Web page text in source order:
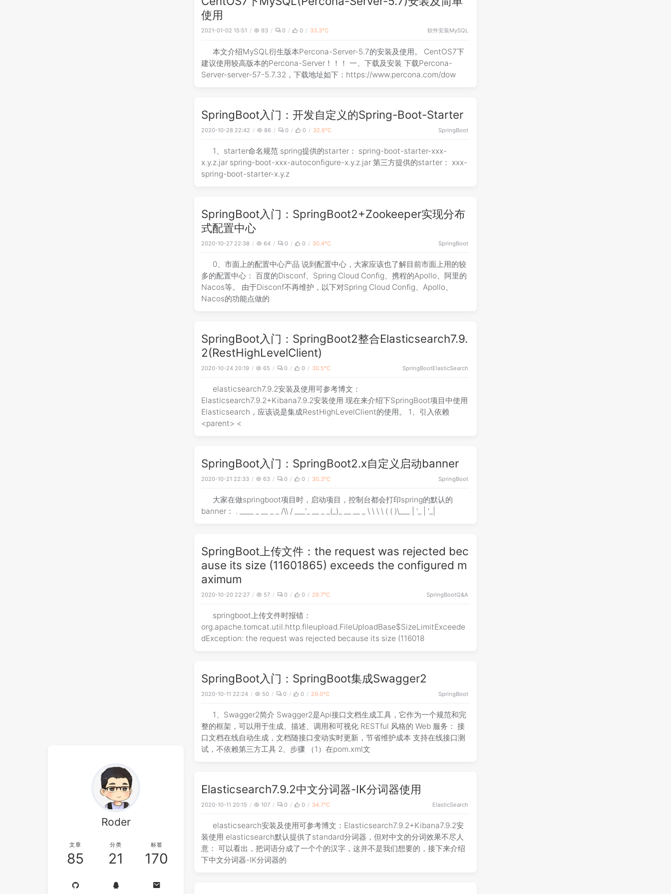
使用
2021-01-02 15:51 93 0 0 33.3℃ 软件安装MySQL
本文介绍MySQL衍生版本Percona-Server-5.7的安装及使用。 CentOS7下
建议使用较高版本的Percona-Server！！！ 一、下载及安装 下载Percona-
Server-server-57-5.7.32，下载地址如下：https://www.percona.com/dow
SpringBoot入门：开发自定义的Spring-Boot-Starter
2020-10-28 22:42 86 0 0 32.6℃ SpringBoot
1、starter命名规范 spring提供的starter： spring-boot-starter-xxx-
x.y.z.jar spring-boot-xxx-autoconfigure-x.y.z.jar 第三方提供的starter： xxx-
spring-boot-starter-x.y.z
SpringBoot入门：SpringBoot2+Zookeeper实现分布
式配置中心
2020-10-27 22:38 64 0 0 30.4℃ SpringBoot
0、市面上的配置中心产品 说到配置中心，大家应该也了解目前市面上用的较
多的配置中心： 百度的Disconf、Spring Cloud Config、携程的Apollo、阿里的
Nacos等。 由于Disconf不再维护，以下对Spring Cloud Config、Apollo、
Nacos的功能点做的
SpringBoot入门：SpringBoot2整合Elasticsearch7.9.
2(RestHighLevelClient)
2020-10-24 20:19 65 0 0 30.5℃ SpringBootElasticSearch
elasticsearch7.9.2安装及使用可参考博文：
Elasticsearch7.9.2+Kibana7.9.2安装使用 现在来介绍下SpringBoot项目中使用
Elasticsearch，应该说是集成RestHighLevelClient的使用。 1、引入依赖
<parent> <
SpringBoot入门：SpringBoot2.x自定义启动banner
2020-10-21 22:33 63 0 0 30.3℃ SpringBoot
大家在做springboot项目时，启动项目，控制台都会打印spring的默认的
banner： . ____ _ __ _ _ /\\ / ___'_ __ _ _(_)_ __ __ _ \ \ \ \ ( ( )\___ | '_ | '_|
SpringBoot上传文件：the request was rejected bec
ause its size (11601865) exceeds the configured m
aximum
2020-10-20 22:27 57 0 0 29.7℃ SpringBootQ&A
springboot上传文件时报错：
org.apache.tomcat.util.http.fileupload.FileUploadBase$SizeLimitExceede
dException: the request was rejected because its size (116018
SpringBoot入门：SpringBoot集成Swagger2
2020-10-11 22:24 50 0 0 29.0℃ SpringBoot
1、Swagger2简介 Swagger2是Api接口文档生成工具，它作为一个规范和完
整的框架，可以用于生成、描述、调用和可视化 RESTful 风格的 Web 服务： 接
口文档在线自动生成，文档随接口变动实时更新，节省维护成本 支持在线接口测
试，不依赖第三方工具 2、步骤 （1）在pom.xml文
Elasticsearch7.9.2中文分词器-IK分词器使用
2020-10-11 20:15 107 0 0 34.7℃ ElasticSearch
elasticsearch安装及使用可参考博文：Elasticsearch7.9.2+Kibana7.9.2安
装使用 elasticsearch默认提供了standard分词器，但对中文的分词效果不尽人
意： 可以看出，把词语分成了一个个的汉字，这并不是我们想要的，接下来介绍
下中文分词器-IK分词器的
Roder
文章
85
分类
21
标签
170